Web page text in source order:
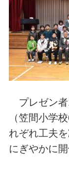
プレゼン者
（笠間小学
れぞれ工夫
にぎやかに